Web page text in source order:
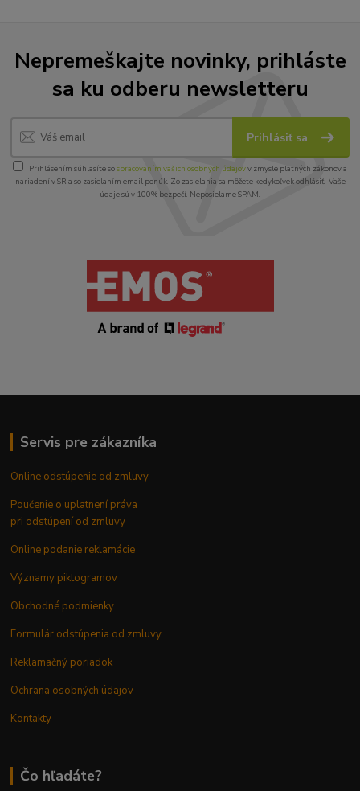
Nepremeškajte novinky, prihláste
sa ku odberu newsletteru
Prihlásiť sa
Prihlásením súhlasíte sospracovaním vašich osobných údajovv zmysle platných zákonov a
nariadení v SR a so zasielaním email ponúk. Zo zasielania sa môžete kedykoľvek odhlásiť. Vaše
údaje sú v 100% bezpečí. Neposielame SPAM.
Servis pre zákazníka
Online odstúpenie od zmluvy
Poučenie o uplatnení práva
pri odstúpení od zmluvy
Online podanie reklamácie
Významy piktogramov
Obchodné podmienky
Formulár odstúpenia od zmluvy
Reklamačný poriadok
Ochrana osobných údajov
Kontakty
Čo hľadáte?